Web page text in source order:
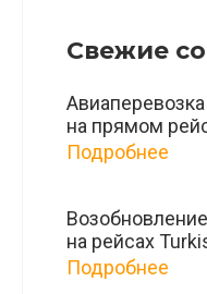
Свежие
на прямом
Подробнее
на рейсах
Подробнее